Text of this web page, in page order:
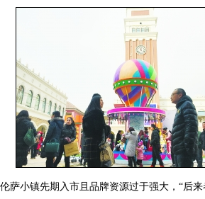
小镇先期入市且品牌资源过于强大，“后来